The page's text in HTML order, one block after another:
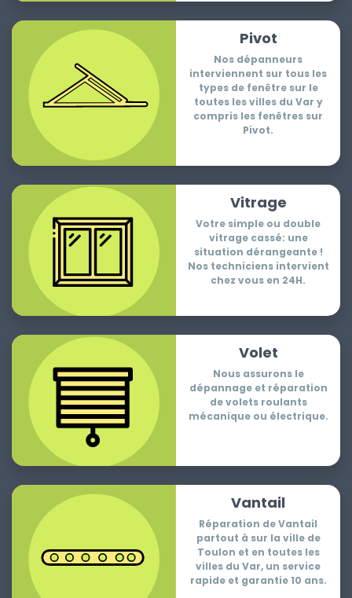
Pivot
Nos dépanneurs
interviennent sur tous les
types de fenêtre sur le
toutes les villes du Var y
compris les fenêtres sur
Pivot.
Vitrage
Votre simple ou double
vitrage cassé: une
situation dérangeante !
Nos techniciens intervient
chez vous en 24H.
Volet
Nous assurons le
dépannage et réparation
de volets roulants
mécanique ou électrique.
Vantail
Réparation de Vantail
partout à sur la ville de
Toulon et en toutes les
villes du Var, un service
rapide et garantie 10 ans.